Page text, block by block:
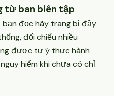
từ ban biên tập
bạn đọc hãy trang bị đầy
đối chiếu nhiều
được tự ý thực hành
hiểm khi chưa có chỉ